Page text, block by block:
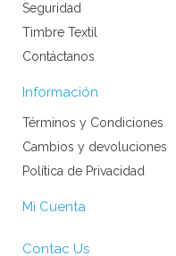
Seguridad
Timbre Textil
Contáctanos
Información
Términos y Condiciones
Cambios y devoluciones
Política de Privacidad
Mi Cuenta
Contac Us